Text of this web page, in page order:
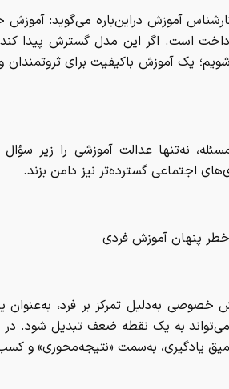
آموزش دراین‌باره می‌گوید: آموزش
است. اگر این مدل گسترش پیدا
یک آموزش باکیفیت برای
نه‌تنها عدالت آموزشی را زیر سؤال
اجتماعی گسترده‌تر نیز دامن بزند.
پنهان آموزش فردی
خصوصی به‌دلیل تمرکز بر فرد،
به یک نقطه ضعف تبدیل شود. در
یادگیری، به‌سمت «نتیجه‌محوری» و